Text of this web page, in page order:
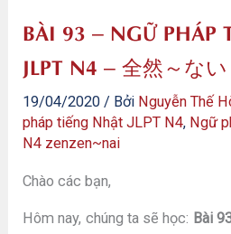
BÀI 93 – NGỮ PHÁP
JLPT N4 – 全然～な
19/04/2020 / Bởi Nguyễn Thế
pháp tiếng Nhật JLPT N4, Ngữ
N4 zenzen~nai
Chào các bạn,
Hôm nay, chúng ta sẽ học: Bài